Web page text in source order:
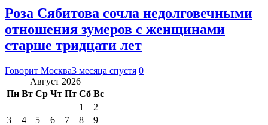
Роза Сябитова сочла недолговечными
отношения зумеров с женщинами
старше тридцати лет
Говорит Москва3 месяца спустя 0
Август 2026
Пн Вт Ср Чт Пт Сб Вс
1
2
3
4 5 6 7 8
9